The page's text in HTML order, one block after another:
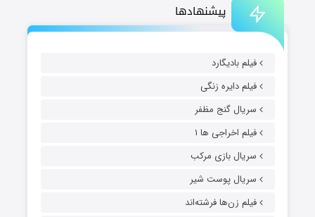
پیشنهادها
فیلم بادیگارد
فیلم دایره زنگی
سریال گنج مظفر
فیلم اخراجی ها ۱
سریال بازی مرکب
سریال پوست شیر
فیلم زن‌ها فرشته‌اند